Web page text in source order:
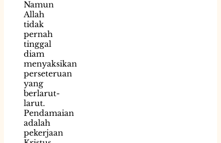
Namun
Allah
tidak
pernah
tinggal
diam
menyaksikan
perseteruan
yang
berlarut-
larut.
Pendamaian
adalah
pekerjaan